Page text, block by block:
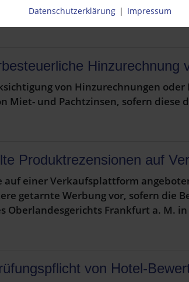
Hinzurechnung
von Hinzurechnungen
und Pachtzinsen, sofern
Produktrezensionen auf
einer Verkaufsplattform
getarnte Werbung vor, sofern die
Oberlandesgerichts Frankfurt a. M.
von Hotel-
Datenschutzerklärung | Impressum